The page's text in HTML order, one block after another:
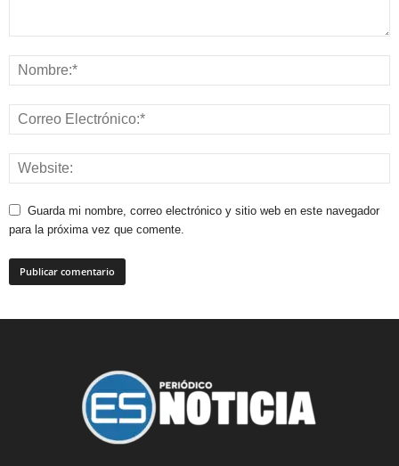
Guarda mi nombre, correo electrónico y sitio web en este navegador
para la próxima vez que comente.